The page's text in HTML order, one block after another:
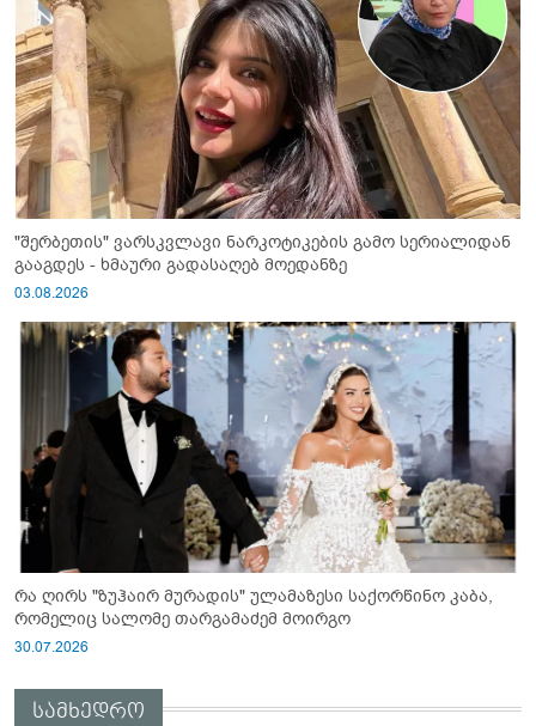
"შერბეთის" ვარსკვლავი ნარკოტიკების გამო სერიალიდან
გააგდეს - ხმაური გადასაღებ მოედანზე
03.08.2026
რა ღირს "ზუჰაირ მურადის" ულამაზესი საქორწინო კაბა,
რომელიც სალომე თარგამაძემ მოირგო
30.07.2026
სამხედრო